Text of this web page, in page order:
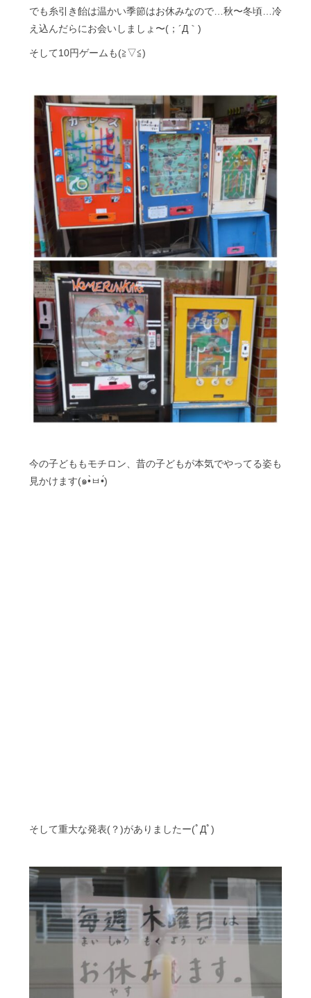
でも糸引き飴は温かい季節はお休みなので…秋〜冬頃…冷
え込んだらにお会いしましょ〜(；´Д｀)
そして10円ゲームも(⁠≧⁠▽⁠≦⁠)
今の子どももモチロン、昔の子どもが本気でやってる姿も
見かけます(๑•̀ㅂ•́)
そして重大な発表(？)がありましたー(ﾟДﾟ)